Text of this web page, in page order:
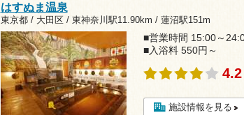
はすぬま温泉
東京都 / 大田区 / 東神奈川駅11.90km / 蓮沼駅151m
■営業時間 15:00～
■入浴料 550円～
施設情報を見る